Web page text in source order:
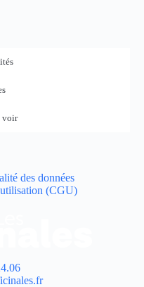
voir
des données
(CGU)